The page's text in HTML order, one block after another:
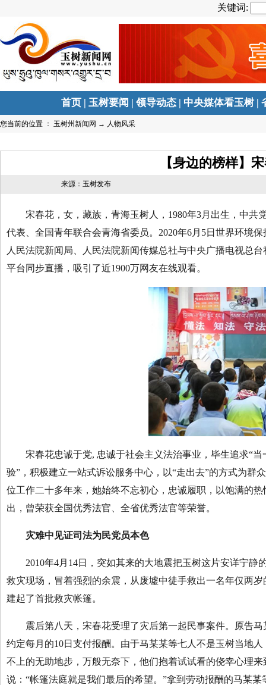
关键词:
首页 |玉树要闻 |领导动态 | 中央媒体看玉树 |
您当前的位置 ： 玉树州新闻网 → 人物风采
【身边的榜样】
来源：玉树发布
宋春花，女，藏族，青海玉树人，1980年3月出生，中共
代表、全国青年联合会青海省委员。2020年6月5日世界环境
人民法院新闻局、人民法院新闻传媒总社与中央广播电视总
平台同步直播，吸引了近1900万网友在线观看。
宋春花忠诚于党, 忠诚于社会主义法治事业，毕生追求“当
验”，积极建立一站式诉讼服务中心，以“走出去”的方式为
位工作二十多年来，她始终不忘初心，忠诚履职，以饱满的
出，曾荣获全国优秀法官、全省优秀法官等荣誉。
灾难中见证司法为民党员本色
2010年4月14日，突如其来的大地震把玉树这片安详宁静
救灾现场，冒着强烈的余震，从废墟中徒手救出一名年仅两
建起了首批救灾帐篷。
震后第八天，宋春花受理了灾后第一起民事案件。原告马
约定每月的10日支付报酬。由于马某某等七人不是玉树当地
不上的无助地步，万般无奈下，他们抱着试试看的侥幸心理
说：“帐篷法庭就是我们最后的希望。”拿到劳动报酬的马某